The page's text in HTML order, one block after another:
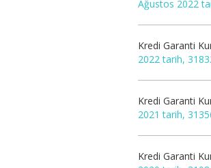
Ağustos 2022
Kredi Garanti
2022 tarih,
Kredi Garanti
2021 tarih,
Kredi Garanti